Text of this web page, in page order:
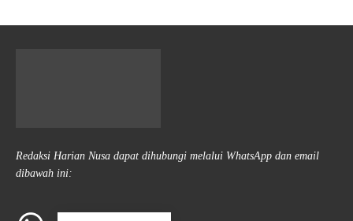
Redaksi Harian Nusa dapat dihubungi melalui WhatsApp dan email
dibawah ini: